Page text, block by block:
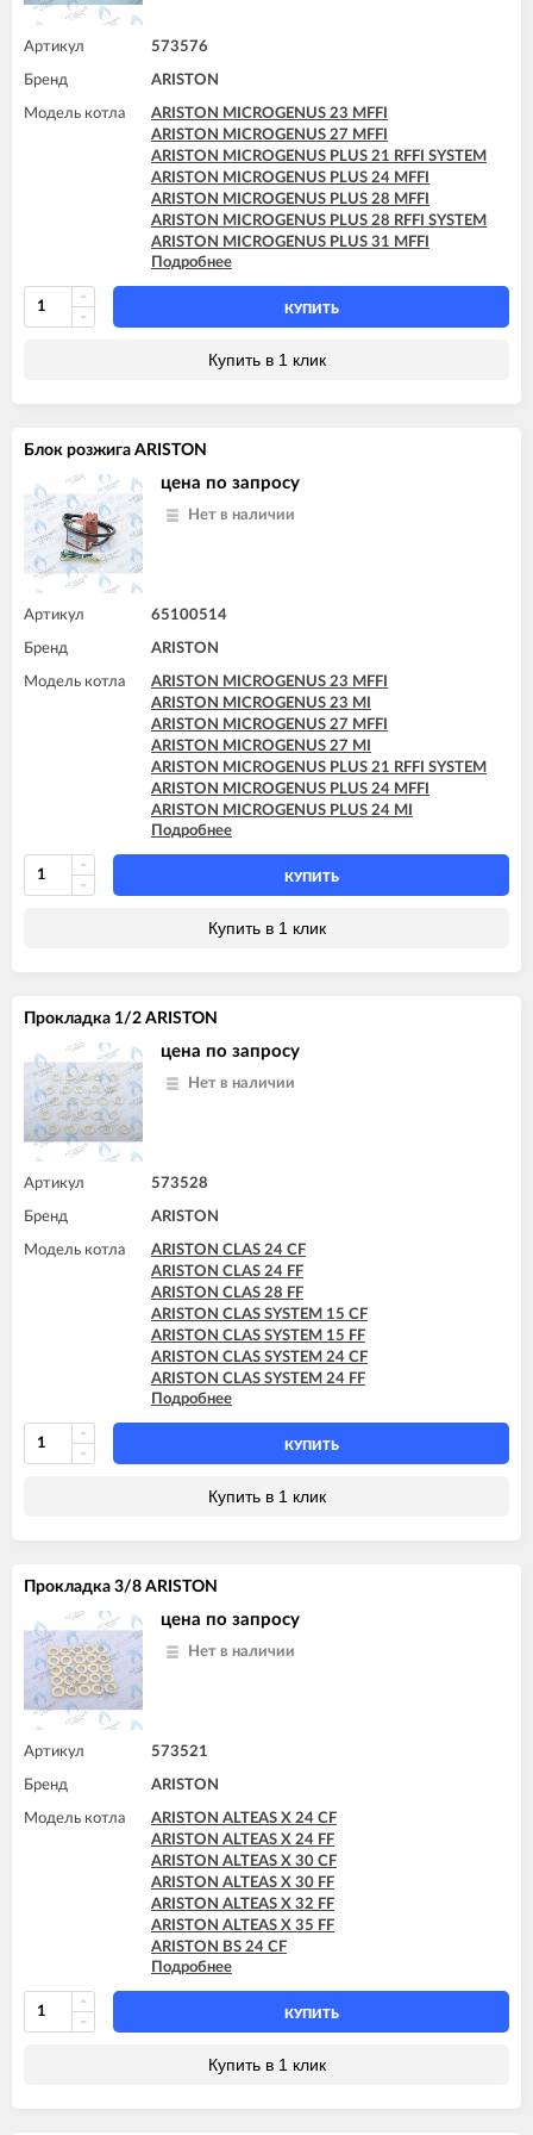
ARISTON MICROGENUS PLUS 31 RI SYSTEM
ARISTON MICROGENUS PLUS 31 RI SYSTEM
ARISTON MICROSYSTEM 28 RFFI
ARISTON T2 23 MI GPL
ARISTON T2 23 MI MET
ARISTON TX 23 MFFI
ARISTON TX 23 MI
ARISTON TX 27 MFFI
ARISTON UNO 24 MI
Артикул 573576
Бренд ARISTON
Модель котла
ARISTON MICROGENUS 23 MFFI
ARISTON MICROGENUS 27 MFFI
ARISTON MICROGENUS PLUS 21 RFFI SYSTEM
ARISTON MICROGENUS PLUS 24 MFFI
ARISTON MICROGENUS PLUS 28 MFFI
ARISTON MICROGENUS PLUS 28 RFFI SYSTEM
ARISTON MICROGENUS PLUS 31 MFFI
ARISTON MICROGENUS PLUS 31 RFFI SYSTEM
ARISTON MICROSYSTEM 21 RFFI
ARISTON MICROSYSTEM 28 RFFI
ARISTON TX 23 MFFI
ARISTON UNO 24 MFFI
Подробнее
КУПИТЬ
Купить в 1 клик
Блок розжига ARISTON
цена по запросу
Нет в наличии
Артикул 65100514
Бренд ARISTON
Модель котла
ARISTON MICROGENUS 23 MFFI
ARISTON MICROGENUS 23 MI
ARISTON MICROGENUS 27 MFFI
ARISTON MICROGENUS 27 MI
ARISTON MICROGENUS PLUS 21 RFFI SYSTEM
ARISTON MICROGENUS PLUS 24 MFFI
ARISTON MICROGENUS PLUS 24 MI
ARISTON MICROGENUS PLUS 28 MFFI
ARISTON MICROGENUS PLUS 28 MI
ARISTON MICROGENUS PLUS 28 RFFI SYSTEM
ARISTON MICROGENUS PLUS 31 MFFI
ARISTON MICROGENUS PLUS 31 RI SYSTEM
ARISTON T2 23 MI GPL
ARISTON T2 23 MI MET
ARISTON TX 23 MI
Подробнее
КУПИТЬ
Купить в 1 клик
Прокладка 1/2 ARISTON
цена по запросу
Нет в наличии
Артикул 573528
Бренд ARISTON
Модель котла
ARISTON CLAS 24 CF
ARISTON CLAS 24 FF
ARISTON CLAS 28 FF
ARISTON CLAS SYSTEM 15 CF
ARISTON CLAS SYSTEM 15 FF
ARISTON CLAS SYSTEM 24 CF
ARISTON CLAS SYSTEM 24 FF
ARISTON CLAS SYSTEM 28 CF
ARISTON CLAS SYSTEM 28 FF
ARISTON CLAS SYSTEM 32 FF
ARISTON GENUS 24 CF
ARISTON GENUS 28 CF
ARISTON GENUS 36 FF
ARISTON MICROGENUS PLUS 24 MFFI
ARISTON MICROGENUS PLUS 28 MFFI
ARISTON MICROSYSTEM 28 RFFI
ARISTON T2 23 MI MET
ARISTON TX 23 MI
ARISTON TX 27 MFFI
Подробнее
КУПИТЬ
Купить в 1 клик
Прокладка 3/8 ARISTON
цена по запросу
Нет в наличии
Артикул 573521
Бренд ARISTON
Модель котла
ARISTON ALTEAS X 24 CF
ARISTON ALTEAS X 24 FF
ARISTON ALTEAS X 30 CF
ARISTON ALTEAS X 30 FF
ARISTON ALTEAS X 32 FF
ARISTON ALTEAS X 35 FF
ARISTON BS 24 CF
ARISTON BS 24 FF
ARISTON BS II 15 FF
ARISTON BS II 24 CF
ARISTON BS II 24 CF-EU
ARISTON CARES X 15 CF
Подробнее
КУПИТЬ
Купить в 1 клик